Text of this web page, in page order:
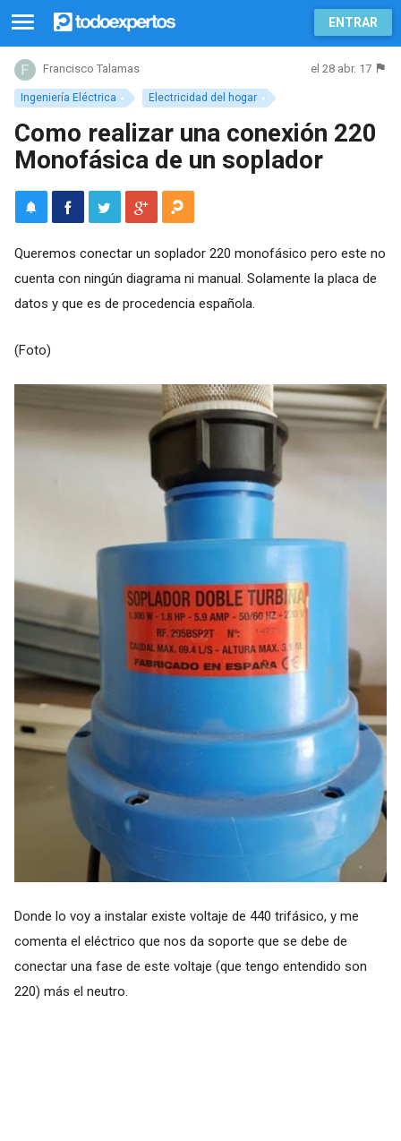
ENTRAR
Ingeniería Eléctrica Electricidad del hogar
Francisco Talamas el 28 abr. 17
Como realizar una conexión 220
Monofásica de un soplador
Queremos conectar un soplador 220 monofásico pero este no
cuenta con ningún diagrama ni manual. Solamente la placa de
datos y que es de procedencia española.
(Foto)
Donde lo voy a instalar existe voltaje de 440 trifásico, y me
comenta el eléctrico que nos da soporte que se debe de
conectar una fase de este voltaje (que tengo entendido son
220) más el neutro.